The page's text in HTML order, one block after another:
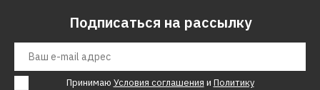
ДОБАВИТЬ В ПОЖЕЛАНИЯ
Пылесос QYRON VC301
Подписаться на рассылку
Принимаю Условия соглашения и Политику